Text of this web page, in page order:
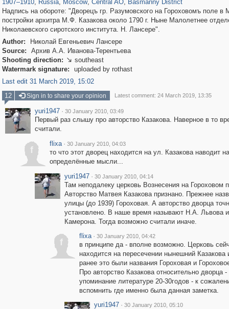
1907–1910, Russia, Moscow, Central AO, Basmanny District
Надпись на обороте: "Дворецъ гр. Разумовского на Гороховомъ поле в
постройки архитра М.Ф. Казакова около 1790 г. Ныне Малолетнее
Николаевского сиротского института. Н. Лансере".
Author:
Николай Евгеньевич Лансере
Source:
Архив А.А. Иванова-Терентьева
Shooting direction:  southeast
Watermark signature:
uploaded by rothast
Last edit 31 March 2019, 15:02
12
Sign in to share your opinion Latest comment: 24 March 2019, 13:35
yuri1947 · 30 January 2010, 03:49
Первый раз слышу про авторство Казакова. Наверное в то
считали.
f
flixa · 30 January 2010, 04:03
то что этот дворец находится на ул. Казакова наводит на
определённые мысли...
yuri1947 · 30 January 2010, 04:14
Там неподалеку церковь Вознесения на Гороховом
Авторство Матвея Казакова признано. Прежнее
улицы (до 1939) Гороховая. А авторство дворца
установлено. В наше время называют Н.А. Львова
Камерона. Тогда возможно считали иначе.
f
flixa · 30 January 2010, 04:42
в принципе да - вполне возможно. Церковь
находится на пересечении нынешний Казакова
ранее это были названия Гороховая и
Про авторство Казакова относительно дворца
упоминание литературе 20-30годов - к
вспомнить где именно была данная заметка.
yuri1947 · 30 January 2010, 05:10